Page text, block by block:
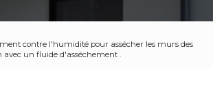
contre l'humidité pour assécher les murs des
avec un fluide d'asséchement .